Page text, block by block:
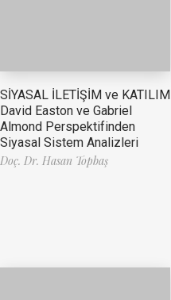
SİYASAL İLETİŞİM ve KATILIM
David Easton ve Gabriel
Almond Perspektifinden
Siyasal Sistem Analizleri
Doç. Dr. Hasan Topbaş